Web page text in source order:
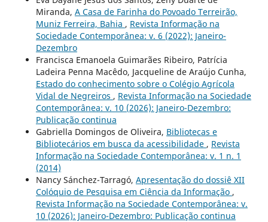
Miranda, A Casa de Farinha do Povoado Terreirão,
Muniz Ferreira, Bahia , Revista Informação na
Sociedade Contemporânea: v. 6 (2022): Janeiro-
Dezembro
Francisca Emanoela Guimarães Ribeiro, Patrícia
Ladeira Penna Macêdo, Jacqueline de Araújo Cunha,
Estado do conhecimento sobre o Colégio Agrícola
Vidal de Negreiros , Revista Informação na Sociedade
Contemporânea: v. 10 (2026): Janeiro-Dezembro:
Publicação continua
Gabriella Domingos de Oliveira, Bibliotecas e
Bibliotecários em busca da acessibilidade , Revista
Informação na Sociedade Contemporânea: v. 1 n. 1
(2014)
Nancy Sánchez-Tarragó, Apresentação do dossiê XII
Colóquio de Pesquisa em Ciência da Informação ,
Revista Informação na Sociedade Contemporânea: v.
10 (2026): Janeiro-Dezembro: Publicação continua